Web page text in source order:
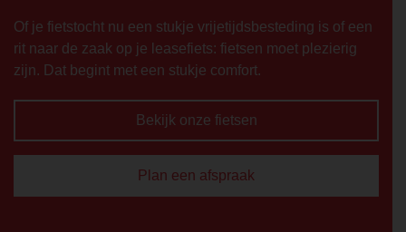
Of je fietstocht nu een stukje vrijetijdsbesteding is of een
rit naar de zaak op je leasefiets: fietsen moet plezierig
zijn. Dat begint met een stukje comfort.
Bekijk onze fietsen
Plan een afspraak